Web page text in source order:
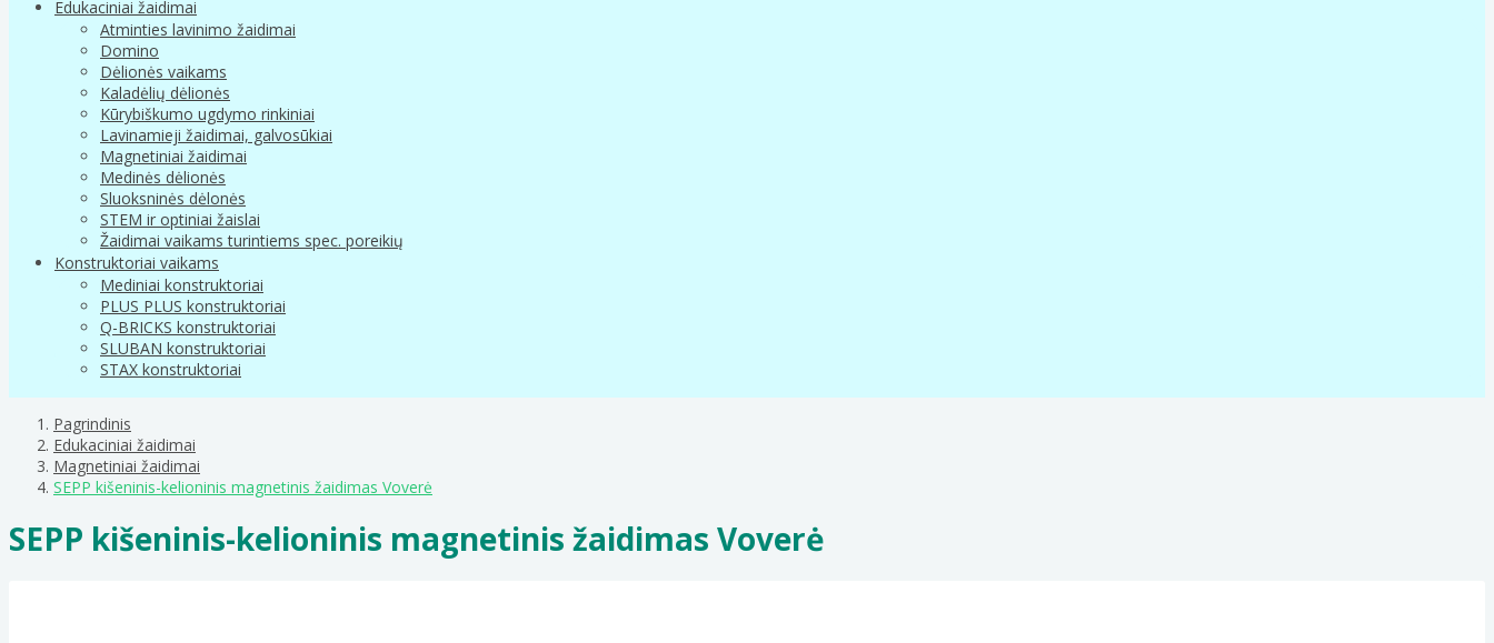
Edukaciniai žaidimai
Atminties lavinimo žaidimai
Domino
Dėlionės vaikams
Kaladėlių dėlionės
Kūrybiškumo ugdymo rinkiniai
Lavinamieji žaidimai, galvosūkiai
Magnetiniai žaidimai
Medinės dėlionės
Sluoksninės dėlonės
STEM ir optiniai žaislai
Žaidimai vaikams turintiems spec. poreikių
Konstruktoriai vaikams
Mediniai konstruktoriai
PLUS PLUS konstruktoriai
Q-BRICKS konstruktoriai
SLUBAN konstruktoriai
STAX konstruktoriai
Pagrindinis
Edukaciniai žaidimai
Magnetiniai žaidimai
SEPP kišeninis-kelioninis magnetinis žaidimas Voverė
SEPP kišeninis-kelioninis magnetinis žaidimas Voverė